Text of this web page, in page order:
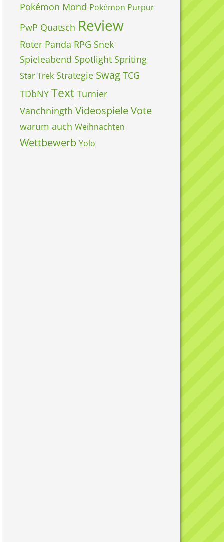
Pokémon Mond Pokémon Purpur
PwP Quatsch Review
Roter Panda RPG Snek
Spieleabend Spotlight Spriting
Star Trek Strategie Swag TCG
TDbNY Text Turnier
Vanchningth VideospieleVote
warum auch Weihnachten
Wettbewerb Yolo